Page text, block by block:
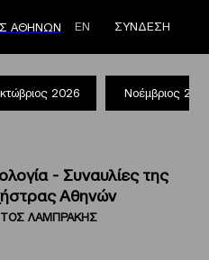
ΑΘΗΝΩΝ ΕΝ ΣΥΝΔΕΣΗ
2026 Νοέμβριος
- Συναυλίες της
Αθηνών
ΛΑΜΠΡΑΚΗΣ